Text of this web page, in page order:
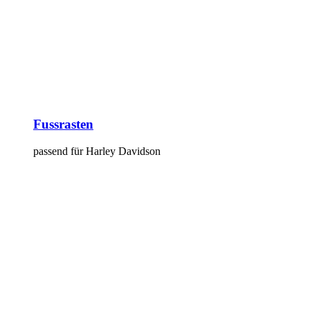
Fussrasten
passend für Harley Davidson